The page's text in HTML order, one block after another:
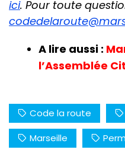
ici. Pour toute
A lire aussi :
l’Assemblée
Code la route
Marseille